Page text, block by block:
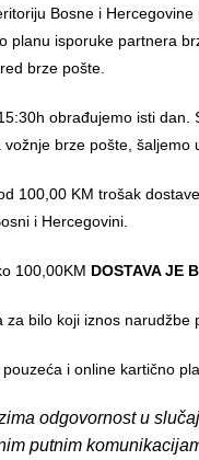
Bosne i
planu isporuke partnera
brze pošte.
obrađujemo isti dan.
brze pošte, šaljemo
100,00 KM trošak
i Hercegovini.
100,00KM DOSTAVA JE
za bilo koji iznos
i online kartično
odgovornost u
putnim